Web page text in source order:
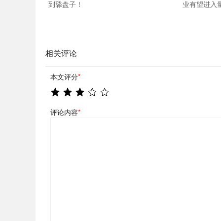
到舔盘子！
业有望进入
相关评论
本文评分*
评论内容*